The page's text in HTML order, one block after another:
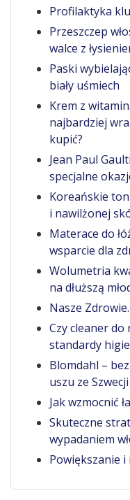
Profilaktyka
Przeszczep
walce z
Paski
biały uśmiech
Krem z
najbardziej
kupić?
Jean Paul
specjalne
Koreańskie
i nawilżonej
Materace do
wsparcie dla
Wolumetria
na dłuższą
Nasze
Czy cleaner
standardy
Blomdahl –
uszu ze
Jak wzmocnić
Skuteczne
wypadaniem
Powiększanie